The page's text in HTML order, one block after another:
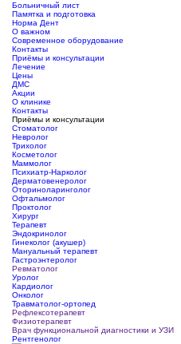
Больничный лист
Памятка и подготовка
Норма Дент
О важном
Современное оборудование
Контакты
Приёмы и консультации
Лечение
Цены
ДМС
Акции
О клинике
Контакты
Приёмы и консультации
Стоматолог
Невролог
Трихолог
Косметолог
Маммолог
Психиатр-Нарколог
Дерматовенеролог
Оториноларинголог
Офтальмолог
Проктолог
Хирург
Терапевт
Эндокринолог
Гинеколог (акушер)
Мануальный терапевт
Гастроэнтеролог
Ревматолог
Уролог
Кардиолог
Онколог
Травматолог-ортопед
Рефлексотерапевт
Физиотерапевт
Врач функциональной диагностики и УЗИ
Рентгенолог